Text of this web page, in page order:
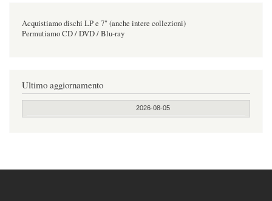
Acquistiamo dischi LP e 7" (anche intere collezioni)
Permutiamo CD / DVD / Blu-ray
Ultimo aggiornamento
2026-08-05